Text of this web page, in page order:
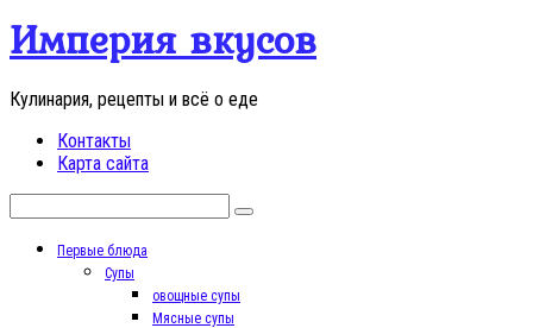
Перейти
контенту
Империя вкусов
Кулинария, рецепты и всё о еде
Контакты
Карта сайта
Первые блюда
Супы
овощные супы
Мясные супы